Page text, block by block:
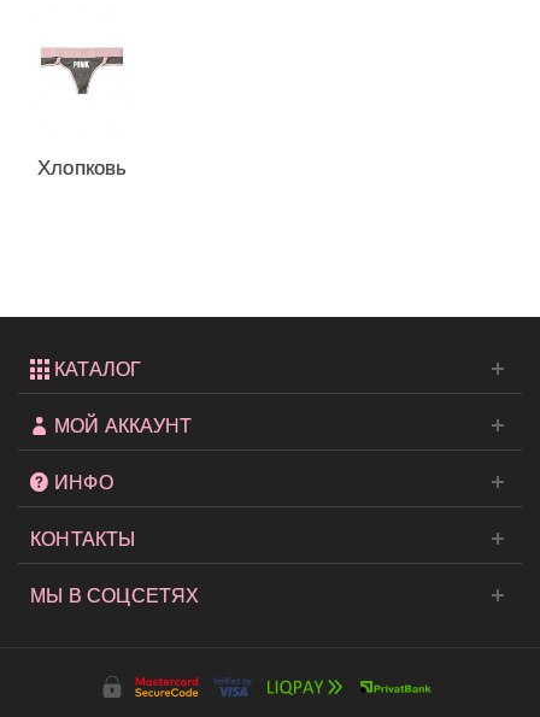
Хлопковые
КАТАЛОГ
МОЙ АККАУНТ
ИНФО
КОНТАКТЫ
МЫ В СОЦСЕТЯХ